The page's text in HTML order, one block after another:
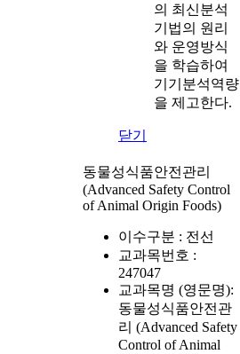
의 최신분석
기법의 원리
와 운영방식
을 학습하여
기기분석역량
을 제고한다.
닫기
동물성식품안전관리
(Advanced Safety Control
of Animal Origin Foods)
이수구분 : 전선
교과목번호 :
247047
교과목명 (영문명):
동물성식품안전관
리 (Advanced Safety
Control of Animal